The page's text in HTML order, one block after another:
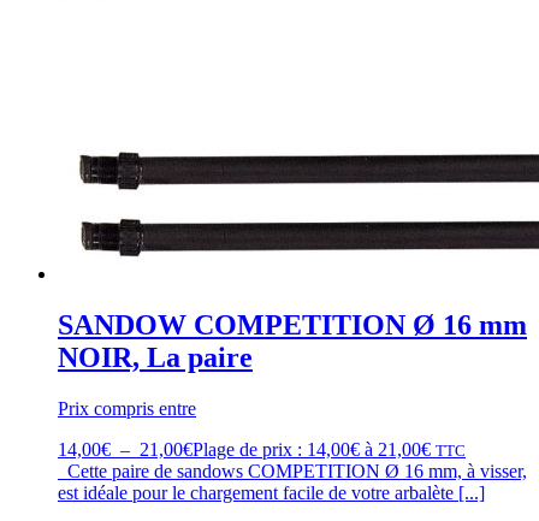
SANDOW COMPETITION Ø 16 mm
NOIR, La paire
Prix compris entre
14,00€ – 21,00€Plage de prix : 14,00€ à 21,00€ TTC
Cette paire de sandows COMPETITION Ø 16 mm, à visser,
est idéale pour le chargement facile de votre arbalète [...]